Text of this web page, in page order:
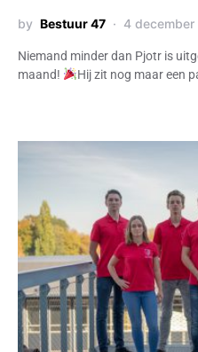
by Bestuur 47 4
Niemand minder dan Pjotr is
maand!
Hij zit nog maar een